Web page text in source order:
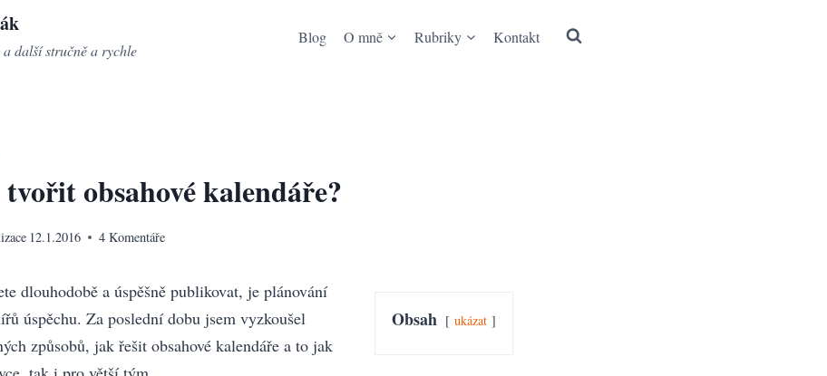
další stručně a rychle
Blog O mně Rubriky Kontakt
obsahové kalendáře?
12.1.2016 4 Komentáře
Obsah ukázat
dlouhodobě a úspěšně publikovat, je plánování
úspěchu. Za poslední dobu jsem vyzkoušel
způsobů, jak řešit obsahové kalendáře a to jak